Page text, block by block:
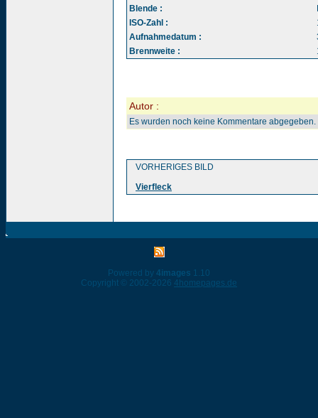
Blende :
ISO-Zahl :
Aufnahmedatum :
Brennweite :
Autor :
Es wurden noch keine Kommentare abgegeben.
VORHERIGES BILD
Vierfleck
Powered by 4images 1.10
Copyright © 2002-2026 4homepages.de